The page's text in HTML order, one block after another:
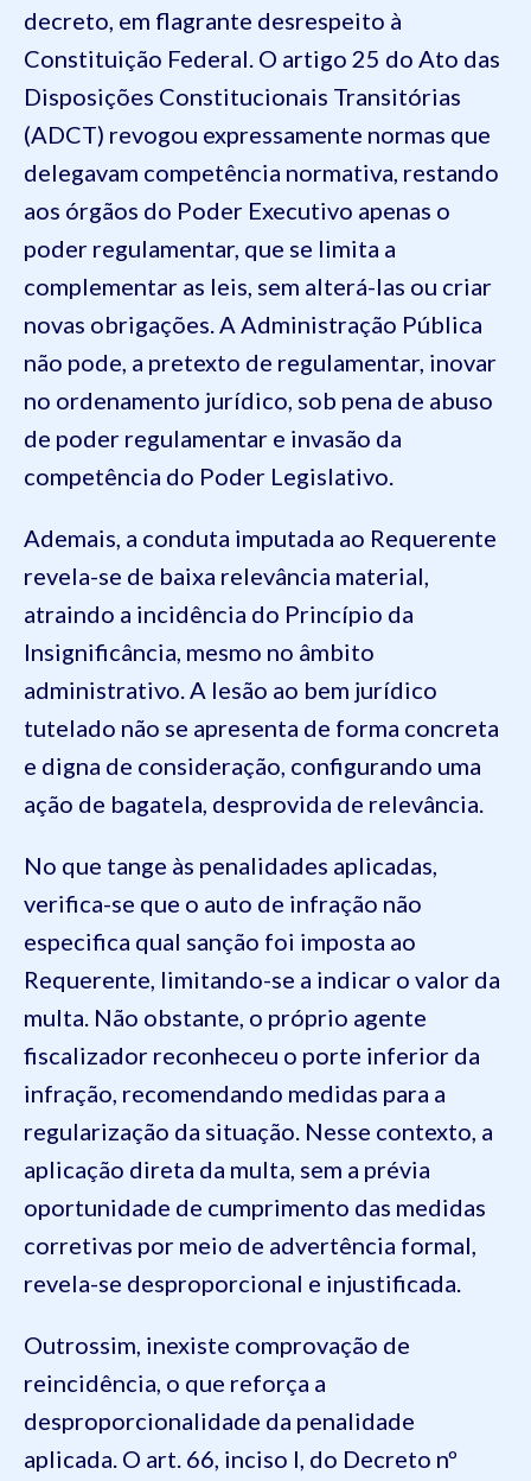
decreto, em flagrante desrespeito à
Constituição Federal. O artigo 25 do Ato das
Disposições Constitucionais Transitórias
(ADCT) revogou expressamente normas que
delegavam competência normativa, restando
aos órgãos do Poder Executivo apenas o
poder regulamentar, que se limita a
complementar as leis, sem alterá-las ou criar
novas obrigações. A Administração Pública
não pode, a pretexto de regulamentar, inovar
no ordenamento jurídico, sob pena de abuso
de poder regulamentar e invasão da
competência do Poder Legislativo.
Ademais, a conduta imputada ao Requerente
revela-se de baixa relevância material,
atraindo a incidência do Princípio da
Insignificância, mesmo no âmbito
administrativo. A lesão ao bem jurídico
tutelado não se apresenta de forma concreta
e digna de consideração, configurando uma
ação de bagatela, desprovida de relevância.
No que tange às penalidades aplicadas,
verifica-se que o auto de infração não
especifica qual sanção foi imposta ao
Requerente, limitando-se a indicar o valor da
multa. Não obstante, o próprio agente
fiscalizador reconheceu o porte inferior da
infração, recomendando medidas para a
regularização da situação. Nesse contexto, a
aplicação direta da multa, sem a prévia
oportunidade de cumprimento das medidas
corretivas por meio de advertência formal,
revela-se desproporcional e injustificada.
Outrossim, inexiste comprovação de
reincidência, o que reforça a
desproporcionalidade da penalidade
aplicada. O art. 66, inciso I, do Decreto nº